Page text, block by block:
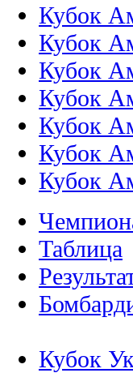
Кубок
Кубок
Кубок
Кубок
Кубок
Кубок
Кубок
Таблица
Кубок